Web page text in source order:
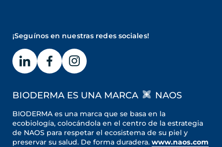
¡Seguínos en nuestras redes sociales!
BIODERMA ES UNA MARCA NAOS
BIODERMA es una marca que se basa en la
ecobiología, colocándola en el centro de la estrategia
de NAOS para respetar el ecosistema de su piel y
preservar su salud. De forma duradera. www.naos.com